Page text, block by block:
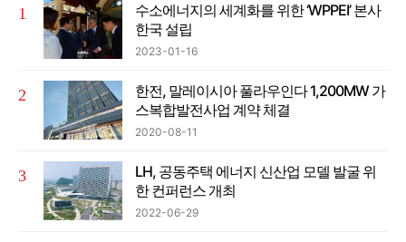
수소에너지의 세계화를 위한 ‘WPPEI’ 본사
한국 설립
2023-01-16
한전, 말레이시아 풀라우인다 1,200MW 가
스복합발전사업 계약 체결
2020-08-11
LH, 공동주택 에너지 신산업 모델 발굴 위
한 컨퍼런스 개최
2022-06-29